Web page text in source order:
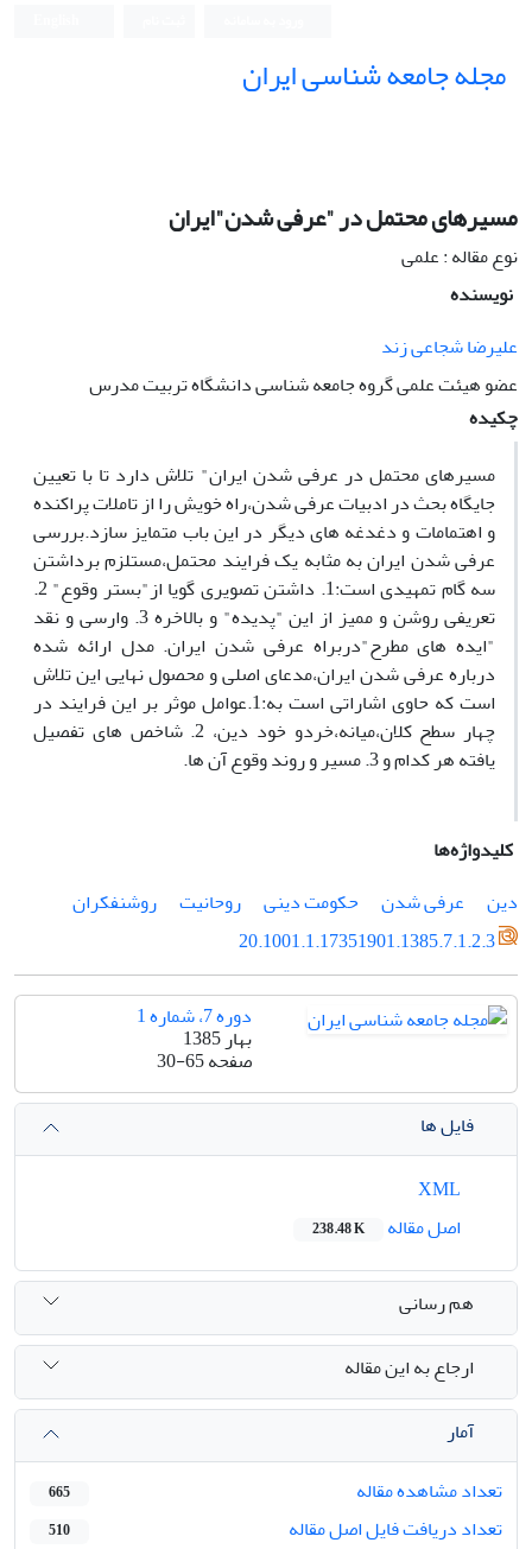
مجله جامعه شناسی ایران
مسیرهای محتمل در "عرفی شدن"ایران
نوع مقاله : علمی
نویسنده
علیرضا شجاعی زند
عضو هیئت علمی گروه جامعه شناسی دانشگاه تربیت مدرس
چکیده
مسیرهای محتمل در عرفی شدن ایران" تلاش دارد تا با تعیین
جایگاه بحث در ادبیات عرفی شدن،راه خویش را از تاملات پراکنده
و اهتمامات و دغدغه های دیگر در این باب متمایز سازد.بررسی
عرفی شدن ایران به مثابه یک فرایند محتمل،مستلزم برداشتن
سه گام تمهیدی است:1. داشتن تصویری گویا از"بستر وقوع" 2.
تعریفی روشن و ممیز از این "پدیده" و بالاخره 3. وارسی و نقد
"ایده های مطرح"دربراه عرفی شدن ایران. مدل ارائه شده
درباره عرفی شدن ایران،مدعای اصلی و محصول نهایی این تلاش
است که حاوی اشاراتی است به:1.عوامل موثر بر این فرایند در
چهار سطح کلان،میانه،خردو خود دین، 2. شاخص های تفصیل
یافته هر کدام و 3. مسیر و روند وقوع آن ها.
کلیدواژه‌ها
دین
عرفی شدن حکومت دینی روحانیت
روشنفکران
20.1001.1.17351901.1385.7.1.2.3
دوره 7، شماره 1
بهار 1385
صفحه30-65
فایل ها
اصل مقاله
238.48 K
هم رسانی
ارجاع به این مقاله
آمار
تعداد مشاهده مقاله
665
تعداد دریافت فایل اصل مقاله 510